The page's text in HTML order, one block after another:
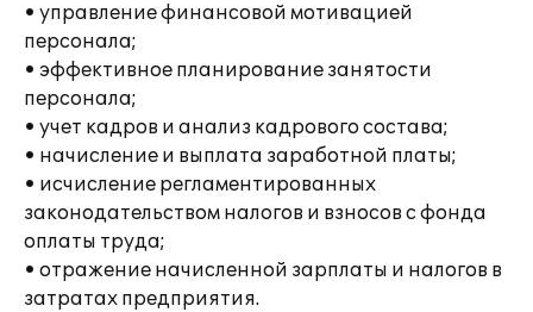
• управление финансовой мотивацией
персонала;
• эффективное планирование занятости
персонала;
• учет кадров и анализ кадрового состава;
• начисление и выплата заработной платы;
• исчисление регламентированных
законодательством налогов и взносов с фонда
оплаты труда;
• отражение начисленной зарплаты и налогов в
затратах предприятия.